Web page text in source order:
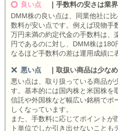
良い点
手数料の安さは業
DMM株の良い点は、同業他社に
数料が安い点です。例えば現物手
万円未満の約定代金の手数料は、
円であるのに対し、DMM株は180
なるほど手数料の差は運用成績に
悪い点
取扱い商品は少な
悪い点は、取り扱っている商品が
す。基本的には国内株と米国株を
信託や外国株など幅広い銘柄でポ
しくなっています。
また、手数料に応じてポイント
ト単位でしか引き出せないことも